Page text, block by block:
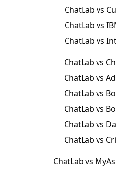
ChatLab vs
ChatLab vs
ChatLab vs
ChatLab vs
ChatLab vs
ChatLab vs
ChatLab vs
ChatLab vs
ChatLab vs
ChatLab vs